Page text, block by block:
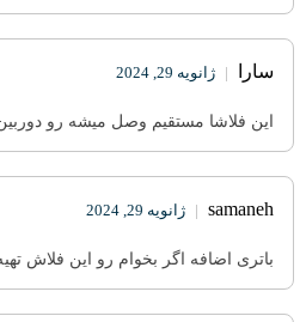
سارا | ژانویه 29, 2024
این فلاشا مستقیم وصل میشه رو
samaneh
| ژانویه 29, 2024
باتری اضافه اگر بخوام رو این فلاش